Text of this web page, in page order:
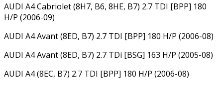
AUDI A4 Cabriolet (8H7, B6, 8HE, B7) 2.7 TDI [BPP] 180
H/P (2006-09)
AUDI A4 Avant (8ED, B7) 2.7 TDI [BPP] 180 H/P (2006-08)
AUDI A4 Avant (8ED, B7) 2.7 TDi [BSG] 163 H/P (2005-08)
AUDI A4 (8EC, B7) 2.7 TDI [BPP] 180 H/P (2006-08)